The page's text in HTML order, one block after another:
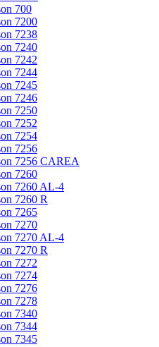
700
7200
7238
7240
7242
7244
7245
7246
7250
7252
7254
7256
7256 CAREA
7260
7260 AL-4
7260 R
7265
7270
7270 AL-4
7270 R
7272
7274
7276
7278
7340
7344
7345